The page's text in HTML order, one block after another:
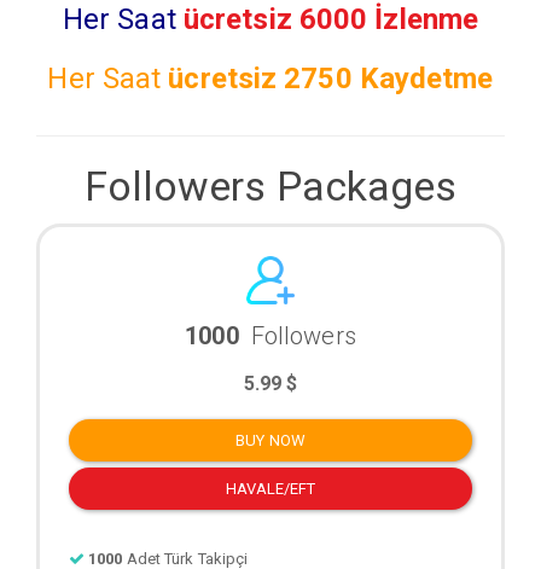
Her Saat ücretsiz 6000 İzlenme
Her Saat ücretsiz 2750 Kaydetme
Followers Packages
1000 Followers
5.99 $
BUY NOW
HAVALE/EFT
1000 Adet Türk Takipçi